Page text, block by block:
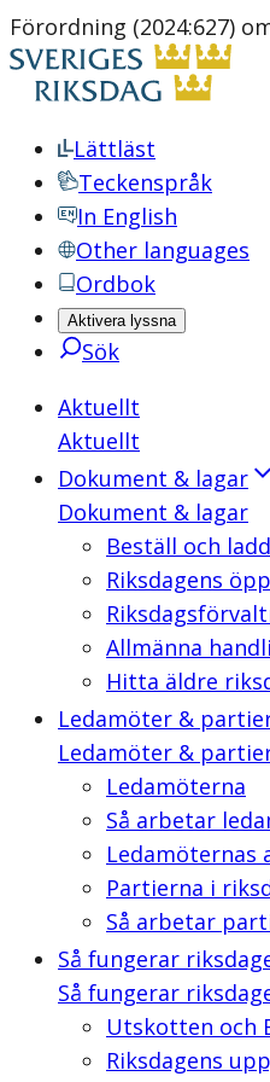
Förordning (2024:627)
Lättläst
Teckenspråk
In English
Other languages
Ordbok
Aktivera lyssna
Sök
Aktuellt
Aktuellt
Dokument & lagar
Dokument & lagar
Beställ och
Riksdagens
Allmänna
Hitta äldre
Ledamöter &
Ledamöter &
Ledamöterna
Så arbetar
Ledamöternas
Partierna i
Så arbetar
Så fungerar
Så fungerar
Utskotten och
Riksdagens